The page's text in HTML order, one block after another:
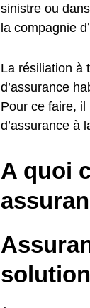
sinistre ou
la compagnie
La résiliation à
d’assurance
Pour ce faire, il
d’assurance à
A quoi